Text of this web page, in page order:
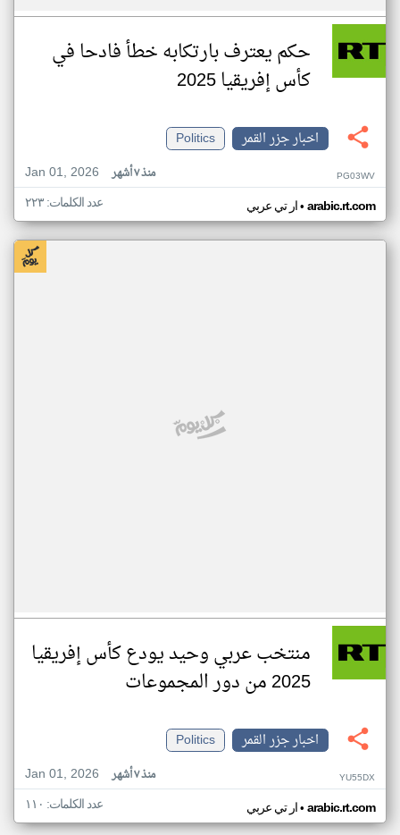
حكم يعترف بارتكابه خطأ فادحا في
كأس إفريقيا 2025
اخبار جزر القمر
Politics
Jan 01, 2026
منذ ٧ أشهر PG03WV
ار تي عربي• arabic.rt.com عدد الكلمات: ٢٢٣
منتخب عربي وحيد يودع كأس إفريقيا
2025 من دور المجموعات
اخبار جزر القمر
Politics
Jan 01, 2026
منذ ٧ أشهر YU55DX
ار تي عربي• arabic.rt.com عدد الكلمات: ١١٠